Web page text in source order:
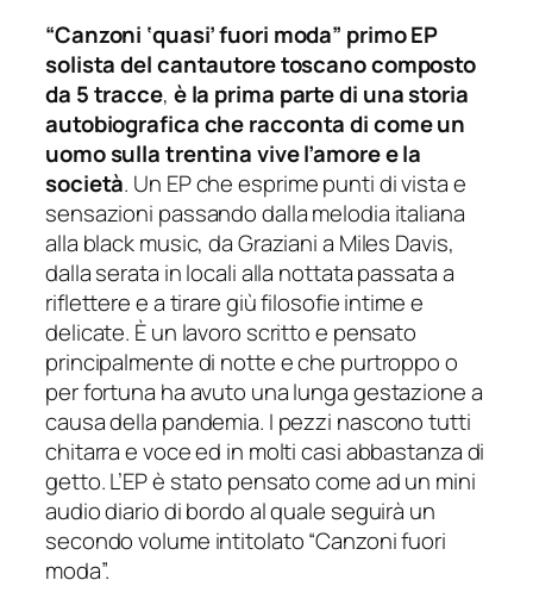
“Canzoni ‘quasi’ fuori moda” primo EP
solista del cantautore toscano composto
da 5 tracce, è la prima parte di una storia
autobiograficache racconta di come un
uomo sulla trentina vive l’amore e la
società. Un EP che esprime punti di vista e
sensazioni passando dalla melodia italiana
alla black music, da Graziani a Miles Davis,
dalla serata in locali alla nottata passata a
riflettere e a tirare giù filosofie intime e
delicate. È un lavoro scritto e pensato
principalmente di notte e che purtroppo o
per fortuna ha avuto una lunga gestazione a
causa della pandemia. I pezzi nascono tutti
chitarra e voce ed in molti casi abbastanza di
getto. L’EP è stato pensato come ad un mini
audio diario di bordo al quale seguirà un
secondo volume intitolato “Canzoni fuori
moda”.